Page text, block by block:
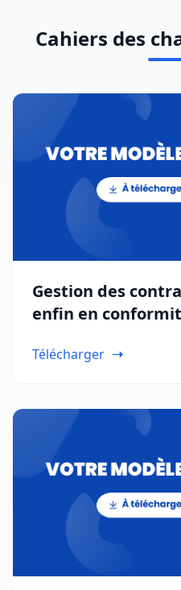
Cahiers des
Gestion des contrats : se
enfin en
Télécharger